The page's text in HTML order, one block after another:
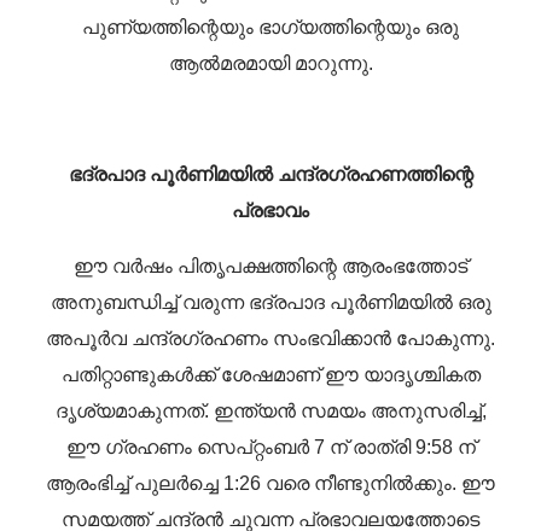
പുണ്യത്തിന്റെയും ഭാഗ്യത്തിന്റെയും ഒരു
ആൽമരമായി മാറുന്നു.
ഭദ്രപാദ പൂർണിമയിൽ ചന്ദ്രഗ്രഹണത്തിന്റെ
പ്രഭാവം
ഈ വർഷം പിതൃപക്ഷത്തിന്റെ ആരംഭത്തോട്
അനുബന്ധിച്ച് വരുന്ന ഭദ്രപാദ പൂർണിമയിൽ ഒരു
അപൂർവ ചന്ദ്രഗ്രഹണം സംഭവിക്കാൻ പോകുന്നു.
പതിറ്റാണ്ടുകൾക്ക് ശേഷമാണ് ഈ യാദൃശ്ചികത
ദൃശ്യമാകുന്നത്. ഇന്ത്യൻ സമയം അനുസരിച്ച്,
ഈ ഗ്രഹണം സെപ്റ്റംബർ 7 ന് രാത്രി 9:58 ന്
ആരംഭിച്ച് പുലർച്ചെ 1:26 വരെ നീണ്ടുനിൽക്കും. ഈ
സമയത്ത് ചന്ദ്രൻ ചുവന്ന പ്രഭാവലയത്തോടെ